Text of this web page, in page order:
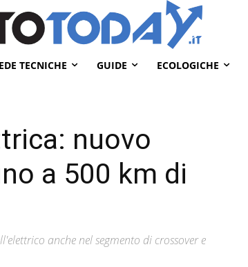
TECNICHE GUIDE ECOLOGICHE
nuovo
a 500 km di
anche nel segmento di crossover e